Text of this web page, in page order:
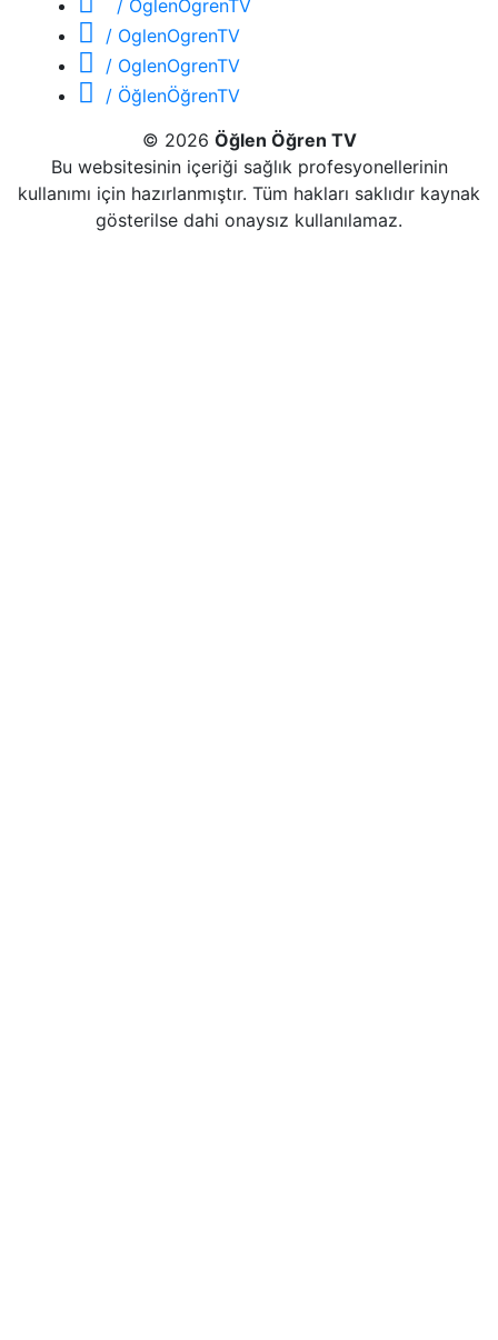
/ OglenOgrenTV
/ OglenOgrenTV
/ OglenOgrenTV
/ ÖğlenÖğrenTV
© 2026 Öğlen Öğren TV
Bu websitesinin içeriği sağlık profesyonellerinin
kullanımı için hazırlanmıştır. Tüm hakları saklıdır kaynak
gösterilse dahi onaysız kullanılamaz.